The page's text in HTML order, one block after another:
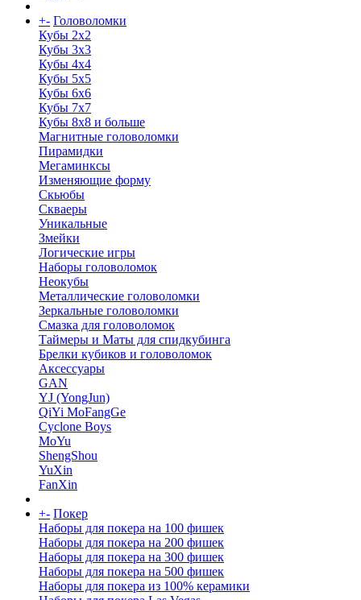
+- Головоломки
Кубы 2х2
Кубы 3х3
Кубы 4x4
Кубы 5х5
Кубы 6х6
Кубы 7х7
Кубы 8х8 и больше
Магнитные головоломки
Пирамидки
Мегаминксы
Изменяющие форму
Скьюбы
Скваеры
Уникальные
Змейки
Логические игры
Наборы головоломок
Неокубы
Металлические головоломки
Зеркальные головоломки
Смазка для головоломок
Таймеры и Маты для спидкубинга
Брелки кубиков и головоломок
Аксессуары
GAN
YJ (YongJun)
QiYi MoFangGe
Cyclone Boys
MoYu
ShengShou
YuXin
FanXin
+- Покер
Наборы для покера на 100 фишек
Наборы для покера на 200 фишек
Наборы для покера на 300 фишек
Наборы для покера на 500 фишек
Наборы для покера из 100% керамики